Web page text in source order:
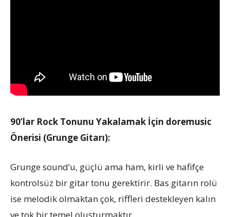
90’lar Rock Tonunu Yakalamak İçin doremusic
Önerisi (Grunge Gitarı):
Grunge sound’u, güçlü ama ham, kirli ve hafifçe
kontrolsüz bir gitar tonu gerektirir. Bas gitarın rolü
ise melodik olmaktan çok, riffleri destekleyen kalın